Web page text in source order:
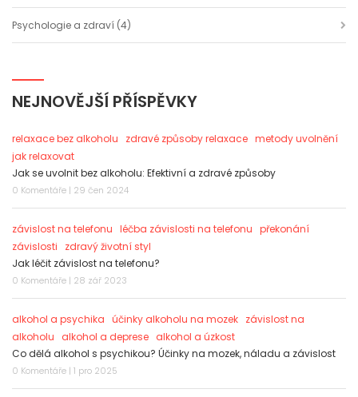
Psychologie a zdraví (4)
NEJNOVĚJŠÍ PŘÍSPĚVKY
relaxace bez alkoholu zdravé způsoby relaxace metody uvolnění
jak relaxovat
Jak se uvolnit bez alkoholu: Efektivní a zdravé způsoby
0 Komentáře | 29 čen 2024
závislost na telefonu léčba závislosti na telefonu překonání
závislosti
zdravý životní styl
Jak léčit závislost na telefonu?
0 Komentáře | 28 zář 2023
alkohol a psychika účinky alkoholu na mozek závislost na
alkoholu
alkohol a deprese alkohol a úzkost
Co dělá alkohol s psychikou? Účinky na mozek, náladu a závislost
0 Komentáře | 1 pro 2025